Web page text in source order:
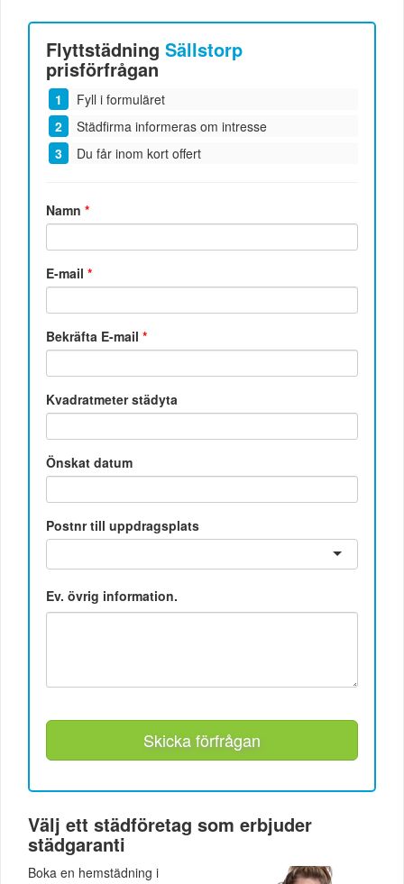
FlyttstädningSällstorp
prisförfrågan
Fyll i formuläret
Städfirma informeras om intresse
Du får inom kort offert
Namn*
E-mail*
Bekräfta E-mail*
Kvadratmeter städyta
Önskat datum
Postnr till uppdragsplats
Ev. övrig information.
Skicka förfrågan
Välj ett städföretag som erbjuder
städgaranti
Boka en hemstädning i